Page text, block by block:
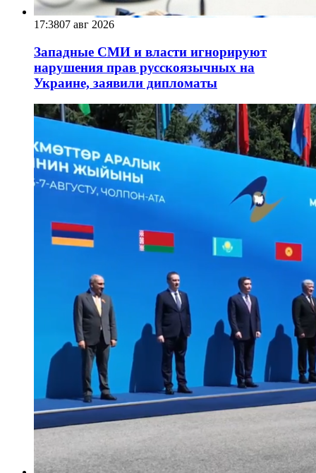
17:3807 авг 2026
Западные СМИ и власти игнорируют
нарушения прав русскоязычных на
Украине, заявили дипломаты